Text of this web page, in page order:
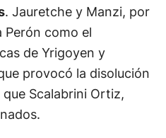
. Jauretche y Manzi, por
Perón como el
de Yrigoyen y
provocó la disolución
Scalabrini Ortiz,